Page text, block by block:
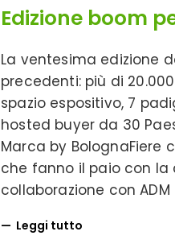
Edizione boom
La ventesima edizione
precedenti: più di
spazio espositivo, 7
hosted buyer da 30
Marca by BolognaFiere
che fanno il paio con la
collaborazione con
Leggi tutto